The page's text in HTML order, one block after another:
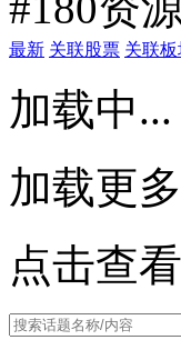
最新 关联股票 关联
加载中...
加载更多
点击查